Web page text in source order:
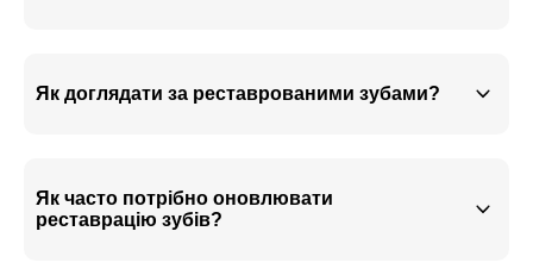
Як доглядати за реставрованими зубами?
Як часто потрібно оновлювати
реставрацію зубів?